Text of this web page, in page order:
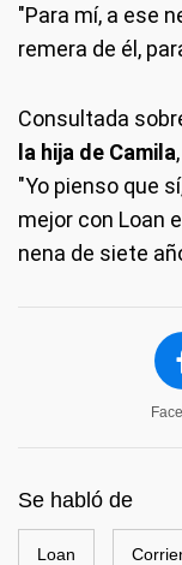
"Para mí, a ese
remera de él,
Consultada
la hija de Camila
"Yo pienso que
mejor con Loan
nena de siete
Se habló de
Loan